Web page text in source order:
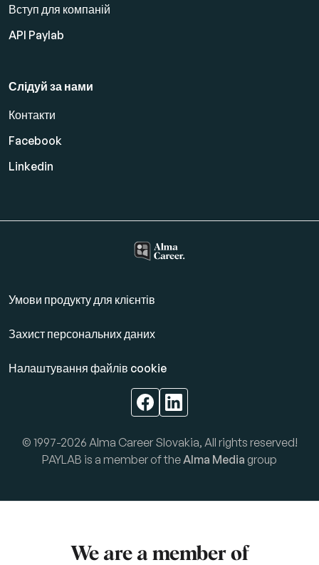
Вступ для компаній
API Paylab
Слідуй за нами
Контакти
Facebook
Linkedin
Умови продукту для клієнтів
Захист персональних даних
Налаштування файлів cookie
© 1997-2026 Alma Career Slovakia, All rights reserved!
PAYLAB is a member of the Alma Media group
We are a member of